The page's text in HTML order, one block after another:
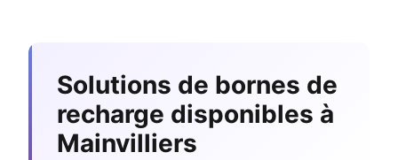
Solutions de bornes de
recharge disponibles à
Mainvilliers